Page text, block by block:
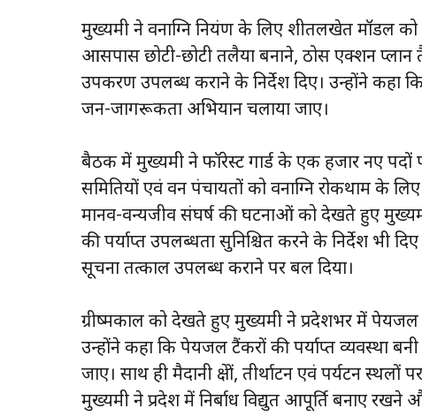
मुख्यमंत्री ने वनाग्नि नियंत्रण के लिए शीतलखेत
आसपास छोटी-छोटी तलैया बनाने, ठोस एक्शन प्लान
उपकरण उपलब्ध कराने के निर्देश दिए। उन्होंने कहा
जन-जागरूकता अभियान चलाया जाए।
बैठक में मुख्यमंत्री ने फॉरेस्ट गार्ड के एक हजार नए पदों
समितियों एवं वन पंचायतों को वनाग्नि रोकथाम के
मानव-वन्यजीव संघर्ष की घटनाओं को देखते हुए
की पर्याप्त उपलब्धता सुनिश्चित करने के निर्देश भी
सूचना तत्काल उपलब्ध कराने पर बल दिया।
ग्रीष्मकाल को देखते हुए मुख्यमंत्री ने प्रदेशभर में पेयजल
उन्होंने कहा कि पेयजल टैंकरों की पर्याप्त व्यवस्था
जाए। साथ ही मैदानी क्षेत्रों, तीर्थाटन एवं पर्यटन
मुख्यमंत्री ने प्रदेश में निर्बाध विद्युत आपूर्ति बनाए